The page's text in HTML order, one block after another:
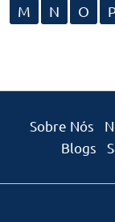
M
N O
Sobre Nós
Blogs